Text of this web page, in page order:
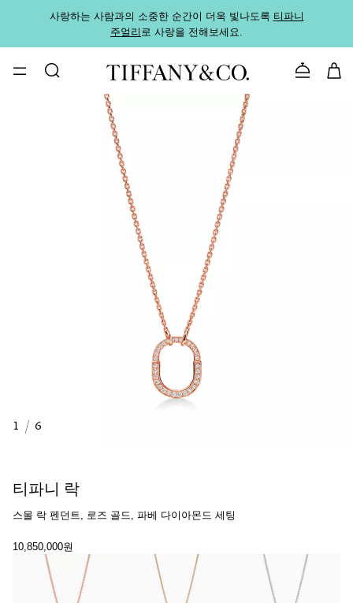
사랑하는 사람과의 소중한 순간이 더욱 빛나도록 티파니
주얼리로 사랑을 전해보세요.
문의하기
1 / 6
티파니 락
스몰 락 펜던트, 로즈 골드, 파베 다이아몬드 세팅
10,850,000원